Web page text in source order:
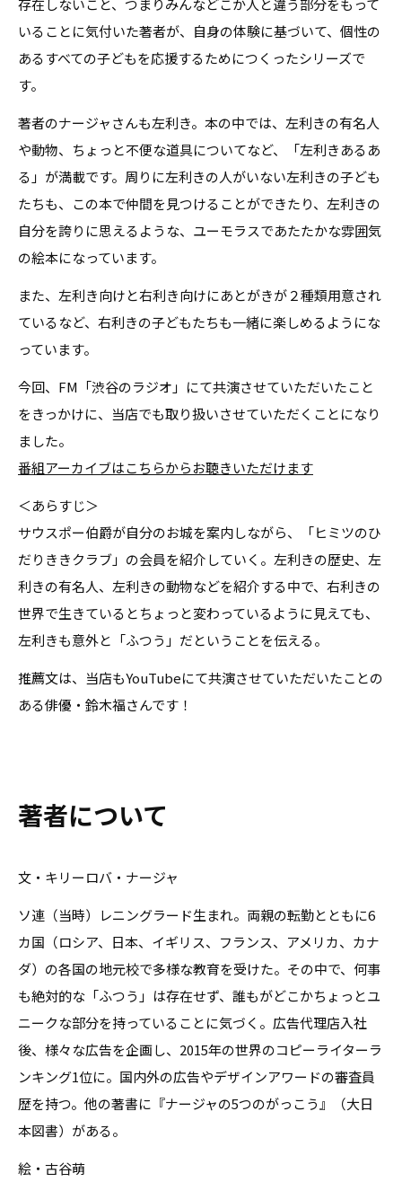
存在しないこと、つまりみんなどこか人と違う部分をもって
いることに気付いた著者が、自身の体験に基づいて、個性の
あるすべての子どもを応援するためにつくったシリーズで
す。
著者のナージャさんも左利き。本の中では、左利きの有名人
や動物、ちょっと不便な道具についてなど、「左利きあるあ
る」が満載です。周りに左利きの人がいない左利きの子ども
たちも、この本で仲間を見つけることができたり、左利きの
自分を誇りに思えるような、ユーモラスであたたかな雰囲気
の絵本になっています。
また、左利き向けと右利き向けにあとがきが２種類用意され
ているなど、右利きの子どもたちも一緒に楽しめるようにな
っています。
今回、FM「渋谷のラジオ」にて共演させていただいたこと
をきっかけに、当店でも取り扱いさせていただくことになり
ました。
番組アーカイブはこちらからお聴きいただけます
＜あらすじ＞
サウスポー伯爵が自分のお城を案内しながら、「ヒミツのひ
だりききクラブ」の会員を紹介していく。左利きの歴史、左
利きの有名人、左利きの動物などを紹介する中で、右利きの
世界で生きているとちょっと変わっているように見えても、
左利きも意外と「ふつう」だということを伝える。
推薦文は、当店もYouTubeにて共演させていただいたことの
ある俳優・鈴木福さんです！
著者について
文・キリーロバ・ナージャ
ソ連（当時）レニングラード生まれ。両親の転勤とともに6
カ国（ロシア、日本、イギリス、フランス、アメリカ、カナ
ダ）の各国の地元校で多様な教育を受けた。その中で、何事
も絶対的な「ふつう」は存在せず、誰もがどこかちょっとユ
ニークな部分を持っていることに気づく。広告代理店入社
後、様々な広告を企画し、2015年の世界のコピーライターラ
ンキング1位に。国内外の広告やデザインアワードの審査員
歴を持つ。他の著書に『ナージャの5つのがっこう』（大日
本図書）がある。
絵・古谷萌